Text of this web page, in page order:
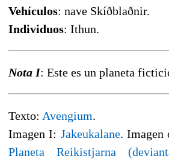
Vehículos: nave Skíðblaðnir.
Individuos: Ithun.
Nota I: Este es un planeta
Texto: Avengium.
Imagen I: Jakeukalane.
Planeta Reikistjarna